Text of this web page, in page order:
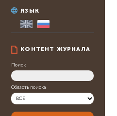
ЯЗЫК
КОНТЕНТ ЖУРНАЛА
Поиск
Область поиска